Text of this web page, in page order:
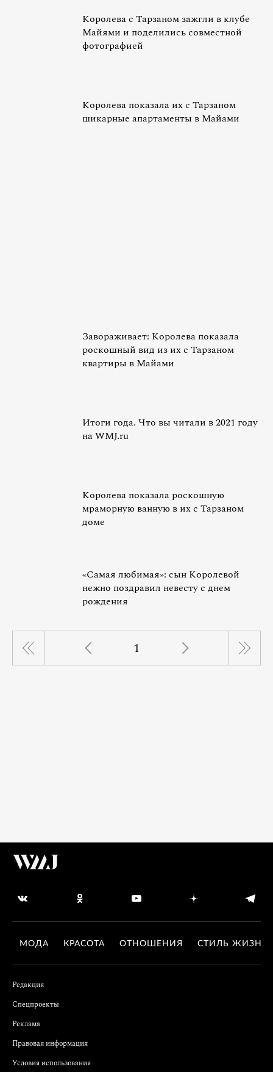
Королева с Тарзаном зажгли в клубе
Майями и поделились совместной
фотографией
Королева показала их с Тарзаном
шикарные апартаменты в Майами
Завораживает: Королева показала
роскошный вид из их с Тарзаном
квартиры в Майами
Итоги года. Что вы читали в 2021 году
на WMJ.ru
Королева показала роскошную
мраморную ванную в их с Тарзаном
доме
«Самая любимая»: сын Королевой
нежно поздравил невесту с днем
рождения
1
МОДА КРАСОТА ОТНОШЕНИЯ СТИЛЬ ЖИЗНИ
Редакция
Спецпроекты
Реклама
Правовая информация
Условия использования